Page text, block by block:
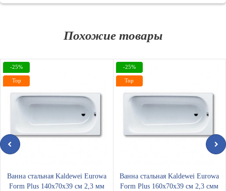
Похожие товары
Ванна стальная Kaldewei Eurowa
Form Plus 140х70x39 см 2,3 мм
-25%
Top
Ванна стальная Kaldewei Eurowa
Form Plus 160х70x39 см 2,3 смм
-25%
Top